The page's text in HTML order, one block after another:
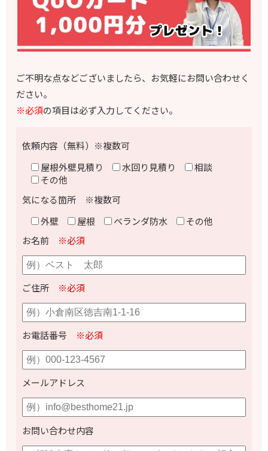
ご不明な点などございましたら、お気軽にお問い合わせく
ださい。
※必須の項目は必ず入力してください。
依頼内容（無料）※複数可
屋根外壁見積り
水回り見積り
相談
その他
気になる箇所 ※複数可
外壁
屋根 ベランダ防水
その他
お名前 ※必須
ご住所 ※必須
お電話番号 ※必須
メールアドレス
お問い合わせ内容